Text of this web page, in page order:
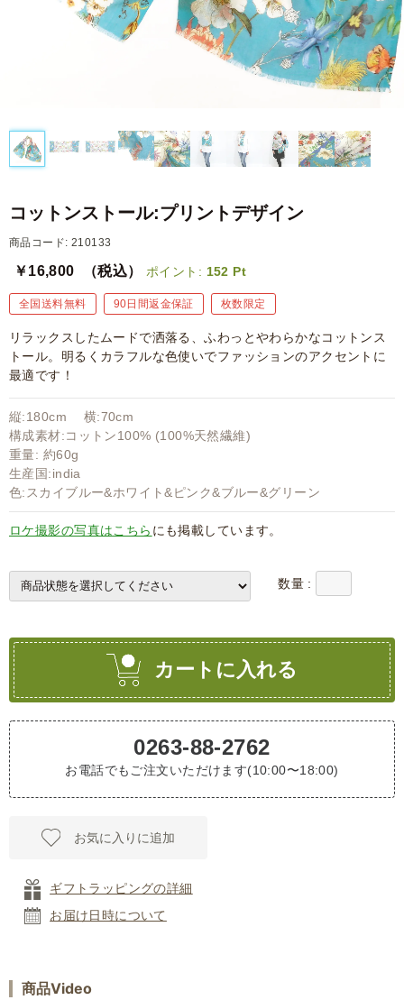
コットンストール:プリントデザイン
商品コード: 210133
￥16,800 （税込） ポイント: 152 Pt
全国送料無料 90日間返金保証 枚数限定
リラックスしたムードで洒落る、ふわっとやわらかなコットンス
トール。明るくカラフルな色使いでファッションのアクセントに
最適です！
縦:180cm 横:70cm
構成素材:コットン100% (100%天然繊維)
重量: 約60g
生産国:india
色:スカイブルー&ホワイト&ピンク&ブルー&グリーン
ロケ撮影の写真はこちら にも掲載しています。
数量 :
カートに入れる
0263-88-2762
お電話でもご注文いただけます(10:00〜18:00)
お気に入りに追加
ギフトラッピングの詳細
お届け日時について
商品Video